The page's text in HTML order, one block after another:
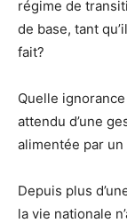
régime de
de base, tant
fait?
Quelle
attendu d’une
alimentée par
Depuis plus
la vie nationale